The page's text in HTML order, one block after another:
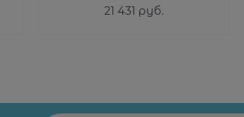
21 431 руб.